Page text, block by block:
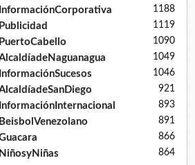
1188
1119
1090
1049
1046
921
893
891
866
864